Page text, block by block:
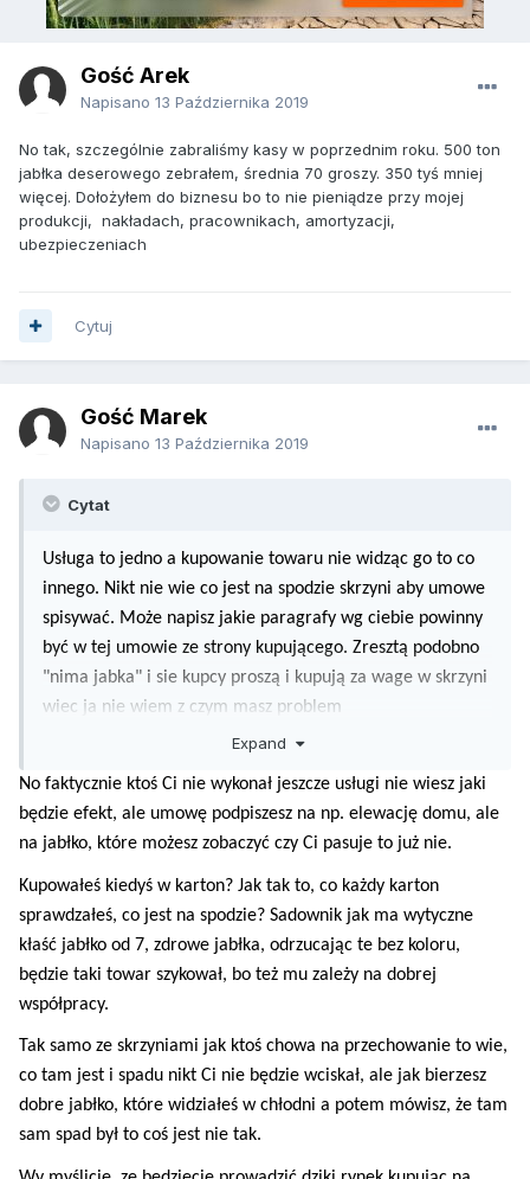
Gość Arek
Napisano 13 Października 2019
No tak, szczególnie zabraliśmy kasy w poprzednim roku. 500 ton
jabłka deserowego zebrałem, średnia 70 groszy. 350 tyś mniej
więcej. Dołożyłem do biznesu bo to nie pieniądze przy mojej
produkcji, nakładach, pracownikach, amortyzacji,
ubezpieczeniach
Cytuj
Gość Marek
Napisano 13 Października 2019
Cytat
Usługa to jedno a kupowanie towaru nie widząc go to co
innego. Nikt nie wie co jest na spodzie skrzyni aby umowe
spisywać. Może napisz jakie paragrafy wg ciebie powinny
być w tej umowie ze strony kupującego. Zresztą podobno
"nima jabka" i sie kupcy proszą i kupują za wage w skrzyni
wiec ja nie wiem z czym masz problem
Expand
No faktycznie ktoś Ci nie wykonał jeszcze usługi nie wiesz jaki
będzie efekt, ale umowę podpiszesz na np. elewację domu, ale
na jabłko, które możesz zobaczyć czy Ci pasuje to już nie.
Kupowałeś kiedyś w karton? Jak tak to, co każdy karton
sprawdzałeś, co jest na spodzie? Sadownik jak ma wytyczne
kłaść jabłko od 7, zdrowe jabłka, odrzucając te bez koloru,
będzie taki towar szykował, bo też mu zależy na dobrej
współpracy.
Tak samo ze skrzyniami jak ktoś chowa na przechowanie to wie,
co tam jest i spadu nikt Ci nie będzie wciskał, ale jak bierzesz
dobre jabłko, które widziałeś w chłodni a potem mówisz, że tam
sam spad był to coś jest nie tak.